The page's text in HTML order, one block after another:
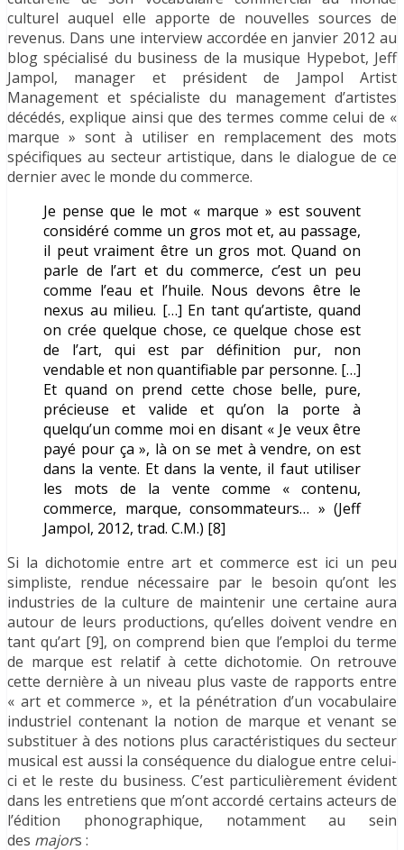
culturel auquel elle apporte de nouvelles sources de
revenus. Dans une interview accordée en janvier 2012 au
blog spécialisé du business de la musique Hypebot, Jeff
Jampol, manager et président de Jampol Artist
Management et spécialiste du management d’artistes
décédés, explique ainsi que des termes comme celui de «
marque » sont à utiliser en remplacement des mots
spécifiques au secteur artistique, dans le dialogue de ce
dernier avec le monde du commerce.
Je pense que le mot « marque » est souvent
considéré comme un gros mot et, au passage,
il peut vraiment être un gros mot. Quand on
parle de l’art et du commerce, c’est un peu
comme l’eau et l’huile. Nous devons être le
nexus au milieu. […] En tant qu’artiste, quand
on crée quelque chose, ce quelque chose est
de l’art, qui est par définition pur, non
vendable et non quantifiable par personne. […]
Et quand on prend cette chose belle, pure,
précieuse et valide et qu’on la porte à
quelqu’un comme moi en disant « Je veux être
payé pour ça », là on se met à vendre, on est
dans la vente. Et dans la vente, il faut utiliser
les mots de la vente comme « contenu,
commerce, marque, consommateurs… » (Jeff
Jampol, 2012, trad. C.M.) [8]
Si la dichotomie entre art et commerce est ici un peu
simpliste, rendue nécessaire par le besoin qu’ont les
industries de la culture de maintenir une certaine aura
autour de leurs productions, qu’elles doivent vendre en
tant qu’art [9], on comprend bien que l’emploi du terme
de marque est relatif à cette dichotomie. On retrouve
cette dernière à un niveau plus vaste de rapports entre
« art et commerce », et la pénétration d’un vocabulaire
industriel contenant la notion de marque et venant se
substituer à des notions plus caractéristiques du secteur
musical est aussi la conséquence du dialogue entre celui-
ci et le reste du business. C’est particulièrement évident
dans les entretiens que m’ont accordé certains acteurs de
l’édition phonographique, notamment au sein
des majors :